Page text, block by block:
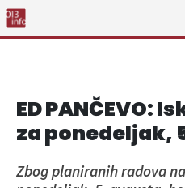
ED PANČEVO:
za ponedeljak,
Zbog planiranih radova